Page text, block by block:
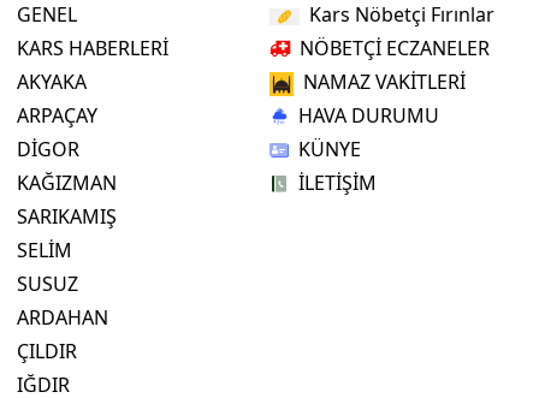
GENEL
KARS HABERLERİ
AKYAKA
ARPAÇAY
DİGOR
KAĞIZMAN
SARIKAMIŞ
SELİM
SUSUZ
ARDAHAN
ÇILDIR
IĞDIR
Kars Nöbetçi Fırınlar
NÖBETÇİ ECZANELER
NAMAZ VAKİTLERİ
HAVA DURUMU
KÜNYE
İLETİŞİM